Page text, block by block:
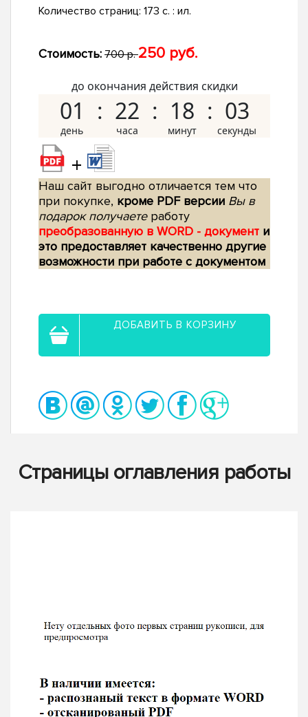
Количество страниц: 173 с. : ил.
Стоимость: 700 р.250 руб.
до окончания действия скидки
01 22 18 02
+
Наш сайт выгодно отличается тем что
при покупке, кроме PDF версии Вы в
подарок получаетеработу
преобразованную в WORD - документ и
это предоставляет качественно другие
возможности при работе с документом
ДОБАВИТЬ В КОРЗИНУ
Страницы оглавления работы